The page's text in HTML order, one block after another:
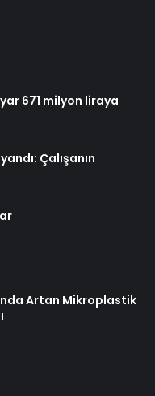
671 milyon liraya
Çalışanın
Artan Mikroplastik